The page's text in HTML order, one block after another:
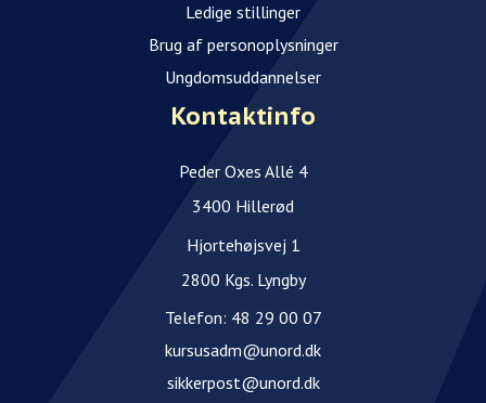
Ledige stillinger
Brug af personoplysninger
Ungdomsuddannelser
Kontaktinfo
Peder Oxes Allé 4
3400 Hillerød
Hjortehøjsvej 1
2800 Kgs. Lyngby
Telefon: 48 29 00 07
kursusadm@unord.dk
sikkerpost@unord.dk